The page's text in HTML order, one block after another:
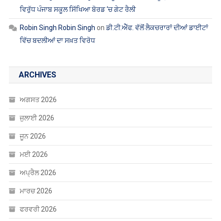
ਵਿਰੁੱਧ ਪੰਜਾਬ ਸਕੂਲ ਸਿੱਖਿਆ ਬੋਰਡ ‘ਚ ਗੇਟ ਰੈਲੀ
Robin Singh Robin Singh onਡੀ.ਟੀ.ਐੱਫ. ਵੱਲੋਂ ਲੈਕਚਰਾਰਾਂ ਦੀਆਂ ਡਾਈਟਾਂ
ਵਿੱਚ ਬਦਲੀਆਂ ਦਾ ਸਖ਼ਤ ਵਿਰੋਧ
ARCHIVES
ਅਗਸਤ 2026
ਜੁਲਾਈ 2026
ਜੂਨ 2026
ਮਈ 2026
ਅਪ੍ਰੈਲ 2026
ਮਾਰਚ 2026
ਫਰਵਰੀ 2026